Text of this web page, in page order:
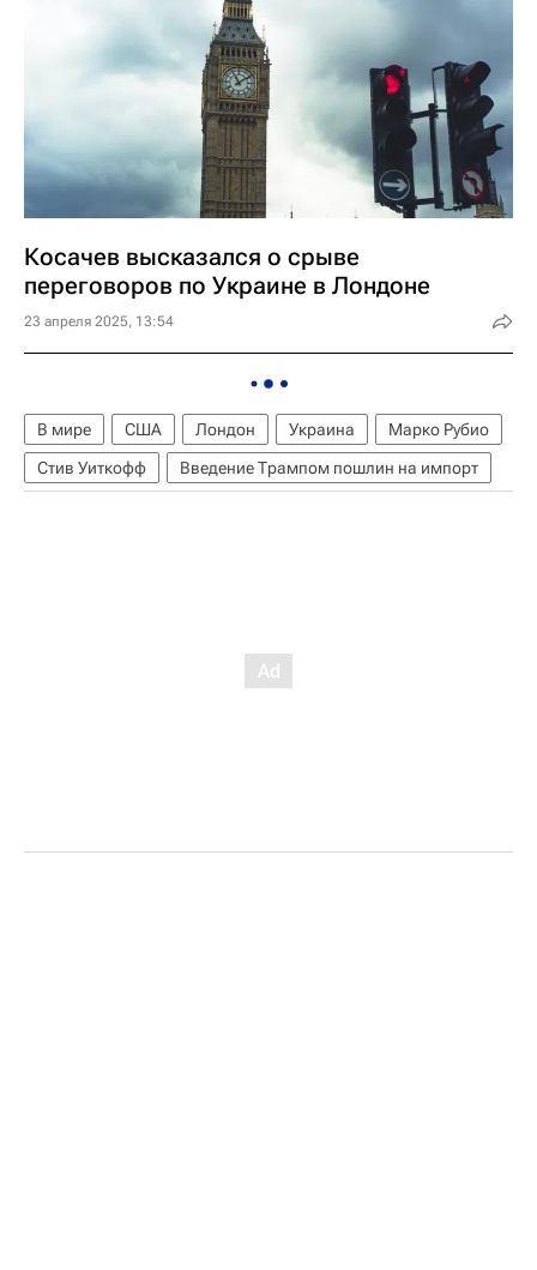
Косачев высказался о срыве
переговоров по Украине в Лондоне
23 апреля 2025, 13:54
В мире США Лондон Украина
Марко Рубио
Стив Уиткофф
Введение Трампом пошлин на импорт